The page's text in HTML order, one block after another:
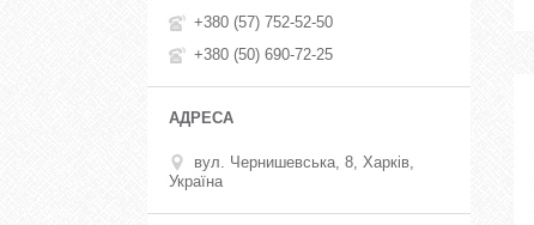
+380 (57) 752-52-50
+380 (50) 690-72-25
вул. Чернишевська, 8, Харків,
Україна